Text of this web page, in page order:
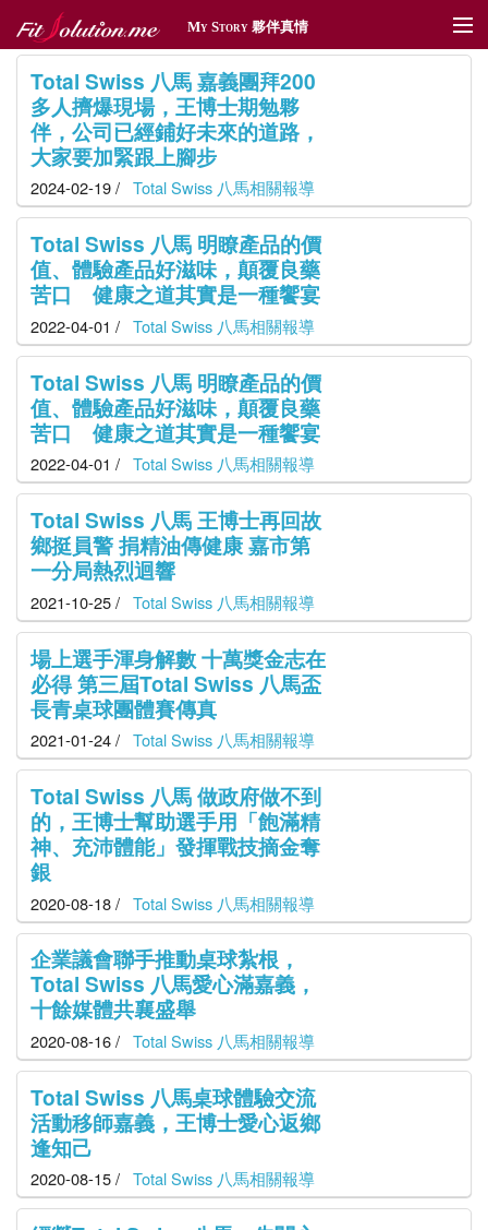
My Story 夥伴真情
夥伴真情
傳情遞愛
體育贊助
社區深耕
獎勵旅遊
新聞管理
Total Swiss 八馬 嘉義團拜200
多人擠爆現場，王博士期勉夥
伴，公司已經鋪好未來的道路，
大家要加緊跟上腳步
2024-02-19 / Total Swiss 八馬相關報導
Total Swiss 八馬 明瞭產品的價
值、體驗產品好滋味，顛覆良藥
苦口 健康之道其實是一種饗宴
2022-04-01 / Total Swiss 八馬相關報導
Total Swiss 八馬 明瞭產品的價
值、體驗產品好滋味，顛覆良藥
苦口 健康之道其實是一種饗宴
2022-04-01 / Total Swiss 八馬相關報導
Total Swiss 八馬 王博士再回故
鄉挺員警 捐精油傳健康 嘉市第
一分局熱烈迴響
2021-10-25 / Total Swiss 八馬相關報導
場上選手渾身解數 十萬獎金志在
必得 第三屆Total Swiss 八馬盃
長青桌球團體賽傳真
2021-01-24 / Total Swiss 八馬相關報導
Total Swiss 八馬 做政府做不到
的，王博士幫助選手用「飽滿精
神、充沛體能」發揮戰技摘金奪
銀
2020-08-18 / Total Swiss 八馬相關報導
企業議會聯手推動桌球紮根，
Total Swiss 八馬愛心滿嘉義，
十餘媒體共襄盛舉
2020-08-16 / Total Swiss 八馬相關報導
Total Swiss 八馬桌球體驗交流
活動移師嘉義，王博士愛心返鄉
逢知己
2020-08-15 / Total Swiss 八馬相關報導